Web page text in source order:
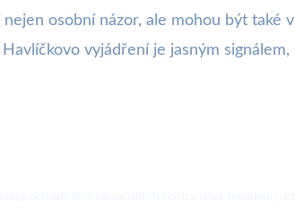
osobní názor, ale mohou být také
vyjádření je jasným